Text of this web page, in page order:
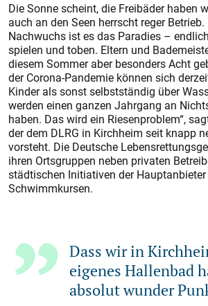
Die Sonne scheint, die Freibäder haben
auch an den Seen herrscht reger Betrieb.
Nachwuchs ist es das Paradies –
spielen und toben. Eltern und
diesem Sommer aber besonders Acht
der Corona-Pandemie können sich
Kinder als sonst selbstständig über
werden einen ganzen Jahrgang an
haben. Das wird ein Riesenproblem“,
der dem DLRG in Kirchheim seit knapp
vorsteht. Die Deutsche
ihren Ortsgruppen neben privaten
städtischen Initiativen der
Schwimmkursen.
Dass wir in
eigenes Hallenbad
absolut wunder